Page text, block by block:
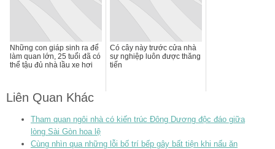
Những con giáp sinh ra để
làm quan lớn, 25 tuổi đã có
thể tậu đủ nhà lầu xe hơi
Có cây này trước cửa nhà
sự nghiệp luôn được thăng
tiến
Liên Quan Khác
Tham quan ngôi nhà có kiến trúc Đông Dương độc đáo giữa
lòng Sài Gòn hoa lệ
Cùng nhìn qua những lỗi bố trí bếp gây bất tiện khi nấu ăn